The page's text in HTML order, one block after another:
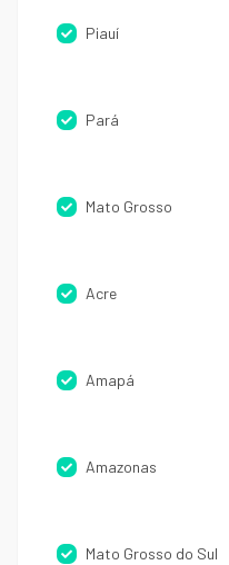
Piauí
Pará
Mato Grosso
Acre
Amapá
Amazonas
Mato Grosso do Sul